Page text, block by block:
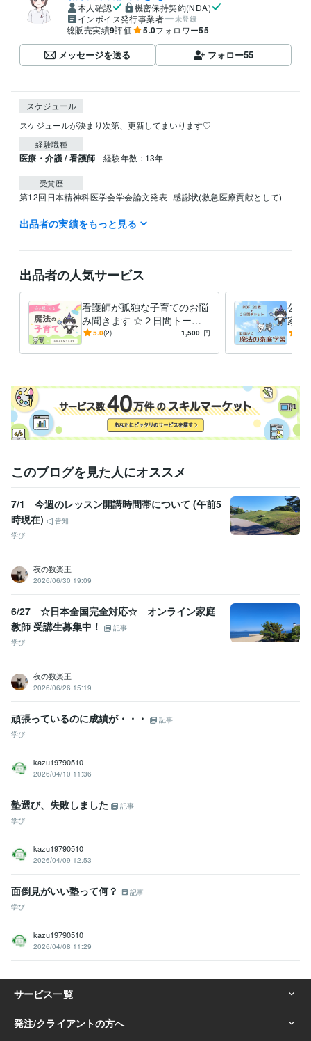
本人確認
機密保持契約(NDA)
インボイス発行事業者
未登録
総販売実績9評価 5.0フォロワー55
メッセージを送る フォロー55
スケジュール
スケジュールが決まり次第、更新してまいります♡
経験職種
医療・介護 / 看護師 経験年数 : 13年
受賞歴
第12回日本精神科医学会学会論文発表 感謝状(救急医療貢献として)
資格・検定
学習指導・資格・キャリア相談
教育、学習、子育て 悩み、秘密、孤独 公立小学校 メンタル
オンラインレッスン・習い事 傾聴スキル
医療・福祉・教育・介
出品者の実績をもっと見る
出品者の人気サービス
看護師が孤独な子育てのお悩
み聞きます ☆２日間トーク
ルームでのご相談☆
5.0(2) 1,500 円
公立
家庭
このブログを見た人にオススメ
7/1 今週のレッスン開講時間帯について (午前5
時現在)
告知
学び
夜の数楽王
2026/06/30 19:09
6/27 ☆日本全国完全対応☆ オンライン家庭
教師 受講生募集中！
記事
学び
夜の数楽王
2026/06/26 15:19
頑張っているのに成績が・・・
記事
学び
kazu19790510
2026/04/10 11:36
塾選び、失敗しました
記事
学び
kazu19790510
2026/04/09 12:53
面倒見がいい塾って何？
記事
学び
kazu19790510
2026/04/08 11:29